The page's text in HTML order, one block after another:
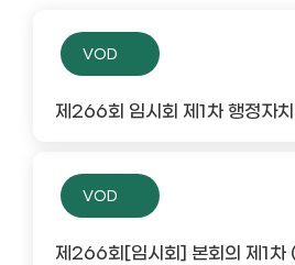
VOD
제266회 임시회 제1차 행정자치
VOD
제266회[임시회] 본회의 제1